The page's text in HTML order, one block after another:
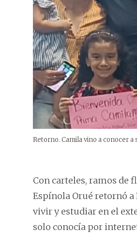
Retorno. Camila vino a conocer
Con carteles, ramos de
Espínola Orué retornó a
vivir y estudiar en el
solo conocía por